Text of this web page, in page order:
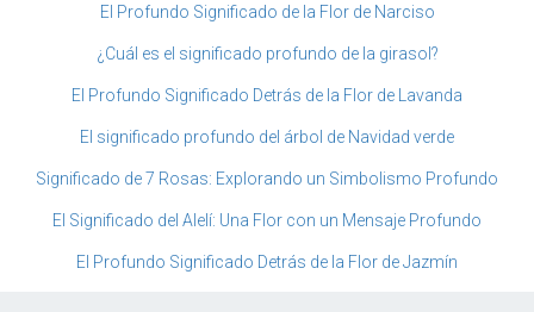
El Profundo Significado de la Flor de Narciso
¿Cuál es el significado profundo de la girasol?
El Profundo Significado Detrás de la Flor de Lavanda
El significado profundo del árbol de Navidad verde
Significado de 7 Rosas: Explorando un Simbolismo Profundo
El Significado del Alelí: Una Flor con un Mensaje Profundo
El Profundo Significado Detrás de la Flor de Jazmín